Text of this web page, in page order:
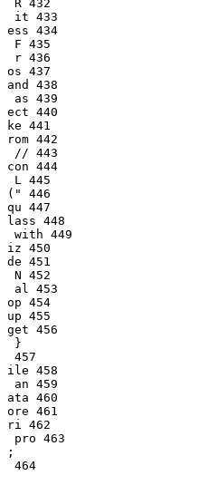
R 432
it 433
ess 434
F 435
r 436
os 437
and 438
as 439
ect 440
ke 441
rom 442
// 443
con 444
L 445
(" 446
qu 447
lass 448
with 449
iz 450
de 451
N 452
al 453
op 454
up 455
get 456
}
457
ile 458
an 459
ata 460
ore 461
ri 462
pro 463
;
464